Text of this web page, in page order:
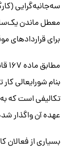
سه‌جانبه‌گرایی
معطل ماندن
برای قراردادهای
بنام شورایعالی
تکالیفی است که
عهده آن واگذار
بسیاری از فعالان